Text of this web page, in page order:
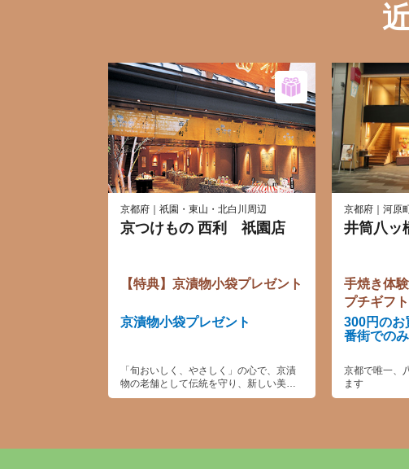
京都府｜祇園・東山・北白川周辺
京つけもの 西利 祇園店
【特典】京漬物小袋プレゼント
京漬物小袋プレゼント
「旬おいしく、やさしく」の心で、京漬
物の老舗として伝統を守り、新しい美味
しさ、健やかさも提供してゆきます。
京都府｜河原
井筒八ッ
手焼き体
プチギフ
300円のお
番街での
京都で唯一、
ます